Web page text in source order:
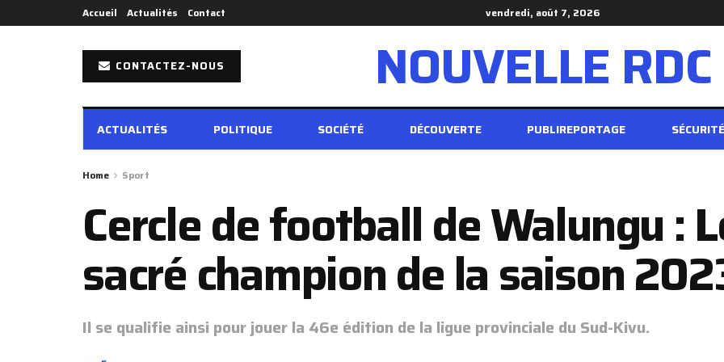
Accueil Actualités Contact vendredi, août 7, 2026
CONTACTEZ-NOUS NOUVELLE RDC
ACTUALITÉS POLITIQUE SOCIÉTÉ DÉCOUVERTE PUBLIREPORTAGE SÉCURITÉ
Home Sport
Cercle de football de Walungu :
sacré champion de la saison
Il se qualifie ainsi pour jouer la 46e édition de la ligue provinciale du Sud-Kivu.